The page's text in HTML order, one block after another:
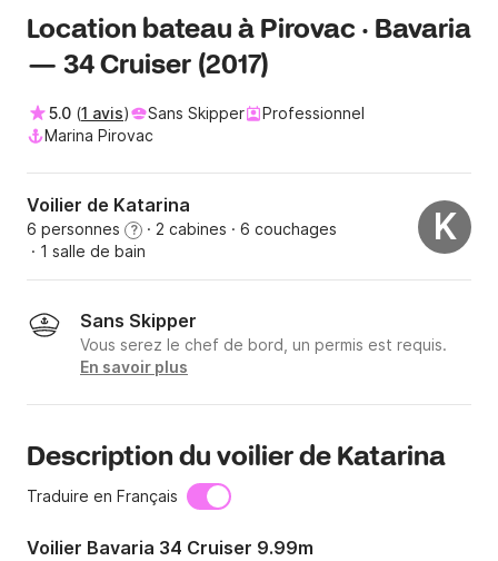
Location bateau à Pirovac · Bavaria
— 34 Cruiser (2017)
5.0 (1 avis) Sans Skipper
Professionnel
Marina Pirovac
Voilier de Katarina
6 personnes ? · 2 cabines · 6 couchages
· 1 salle de bain
K
Sans Skipper
Vous serez le chef de bord, un permis est requis.
En savoir plus
Description du voilier de Katarina
Traduire en Français
Voilier Bavaria 34 Cruiser 9.99m